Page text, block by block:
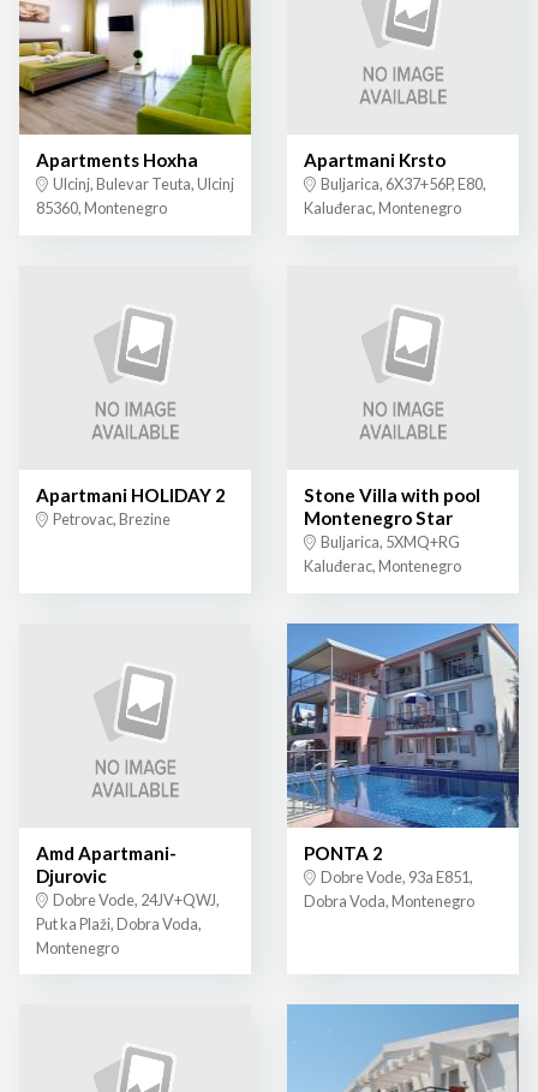
Apartments Hoxha
Ulcinj, Bulevar Teuta, Ulcinj
85360, Montenegro
Apartmani Krsto
Buljarica, 6X37+56P, E80,
Kaluđerac, Montenegro
Apartmani HOLIDAY 2
Petrovac, Brezine
Stone Villa with pool
Montenegro Star
Buljarica, 5XMQ+RG
Kaluđerac, Montenegro
Amd Apartmani-
Djurovic
Dobre Vode, 24JV+QWJ,
Put ka Plaži, Dobra Voda,
Montenegro
PONTA 2
Dobre Vode, 93a E851,
Dobra Voda, Montenegro